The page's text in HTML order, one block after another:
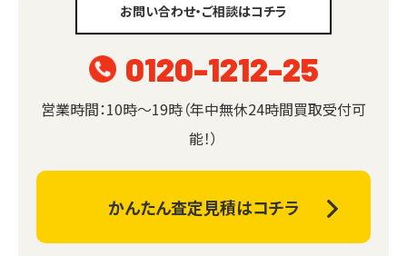
お問い合わせ・ご相談はコチラ
0120-1212-25
営業時間：10時～19時（年中無休24時間買取受付可
能！）
かんたん査定見積はコチラ